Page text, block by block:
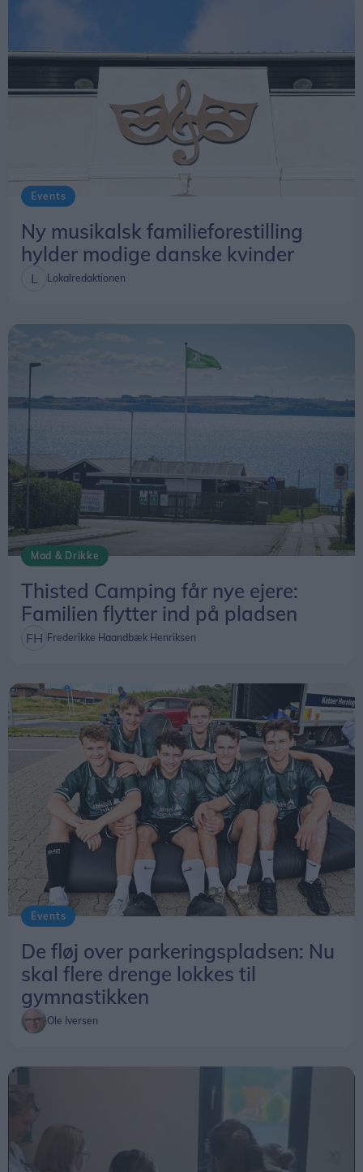
Events
Ny musikalsk familieforestilling
hylder modige danske kvinder
Lokalredaktionen
Mad & Drikke
Thisted Camping får nye ejere:
Familien flytter ind på pladsen
Frederikke Haandbæk Henriksen
Events
De fløj over parkeringspladsen: Nu
skal flere drenge lokkes til
gymnastikken
Ole Iversen